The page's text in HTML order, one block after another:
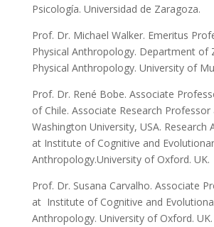
Psicología. Universidad de Zaragoza.
Prof. Dr. Michael Walker. Emeritus
Physical Anthropology. Department of
Physical Anthropology. University of
Prof. Dr. René Bobe. Associate
of Chile. Associate Research Professor
Washington University, USA. Research
at Institute of Cognitive and
Anthropology.University of Oxford. UK.
Prof. Dr. Susana Carvalho. Associate
at Institute of Cognitive and
Anthropology. University of Oxford.